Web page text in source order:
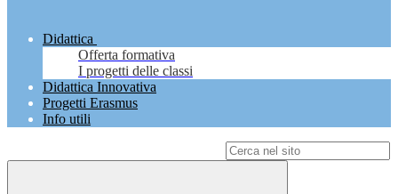
Didattica
Offerta formativa
I progetti delle classi
Didattica Innovativa
Progetti Erasmus
Info utili